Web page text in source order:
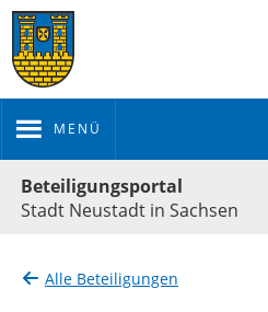
MENÜ
Beteiligungsportal
Stadt Neustadt in Sachsen
Alle Beteiligungen